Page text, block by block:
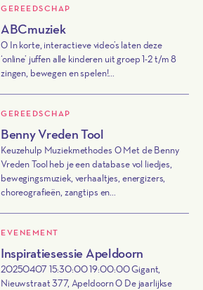
GEREEDSCHAP
ABCmuziek
0 In korte, interactieve video’s laten deze
‘online’ juffen alle kinderen uit groep 1-2 t/m 8
zingen, bewegen en spelen!...
GEREEDSCHAP
Benny Vreden Tool
Keuzehulp Muziekmethodes 0 Met de Benny
Vreden Tool heb je een database vol liedjes,
bewegingsmuziek, verhaaltjes, energizers,
choreografieën, zangtips en...
EVENEMENT
Inspiratiesessie Apeldoorn
20250407 15:30:00 19:00:00 Gigant,
Nieuwstraat 377, Apeldoorn 0 De jaarlijkse